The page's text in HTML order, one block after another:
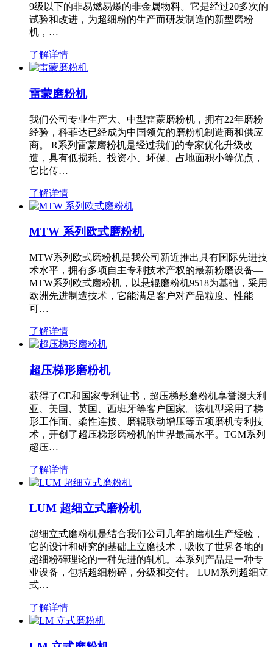
9级以下的非易燃易爆的非金属物料。它是经过20多次的
试验和改进，为超细粉的生产而研发制造的新型磨粉
机，…
了解详情
雷蒙磨粉机
我们公司专业生产大、中型雷蒙磨粉机，拥有22年磨粉
经验，科菲达已经成为中国领先的磨粉机制造商和供应
商。 R系列雷蒙磨粉机是经过我们的专家优化升级改
造，具有低损耗、投资小、环保、占地面积小等优点，
它比传…
了解详情
MTW 系列欧式磨粉机
MTW系列欧式磨粉机是我公司新近推出具有国际先进技
术水平，拥有多项自主专利技术产权的最新粉磨设备—
MTW系列欧式磨粉机，以悬辊磨粉机9518为基础，采用
欧洲先进制造技术，它能满足客户对产品粒度、性能
可…
了解详情
超压梯形磨粉机
获得了CE和国家专利证书，超压梯形磨粉机享誉澳大利
亚、美国、英国、西班牙等客户国家。该机型采用了梯
形工作面、柔性连接、磨辊联动增压等五项磨机专利技
术，开创了超压梯形磨粉机的世界最高水平。TGM系列
超压…
了解详情
LUM 超细立式磨粉机
超细立式磨粉机是结合我们公司几年的磨机生产经验，
它的设计和研究的基础上立磨技术，吸收了世界各地的
超细粉碎理论的一种先进的轧机。本系列产品是一种专
业设备，包括超细粉碎，分级和交付。 LUM系列超细立
式…
了解详情